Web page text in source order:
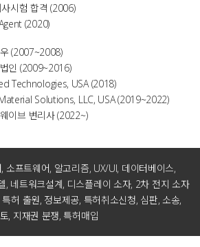
시험 합격 (2006)
(2020)
(2007~2008)
인 (2009~2016)
Technologies, USA (2018)
Solutions, LLC, USA (2019~2022)
이브 변리사 (2022~)
소프트웨어, 알고리즘, UX/UI, 데이터베이스,
, 네트워크설계, 디스플레이 소자, 2차 전지 소자
허 출원, 정보제공, 특허취소신청, 심판, 소송,
, 지재권 분쟁, 특허매입